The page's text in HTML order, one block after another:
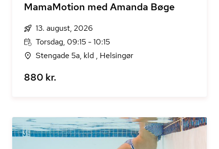
MamaMotion med Amanda Bøge
13. august, 2026
Torsdag, 09:15 - 10:15
Stengade 5a, kld , Helsingør
880 kr.